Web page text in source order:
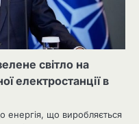
світло на
електростанції в
енергія, що виробляється